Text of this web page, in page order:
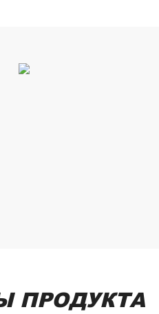
ПРОДУКТА